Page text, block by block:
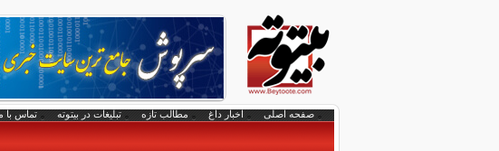
صفحه اصلی اخبار داغ مطالب تازه تبلیغات در بیتوته تماس با